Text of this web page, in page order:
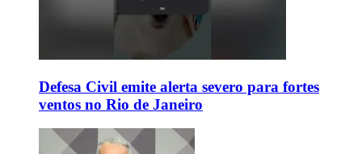
Defesa Civil emite alerta severo para fortes
ventos no Rio de Janeiro